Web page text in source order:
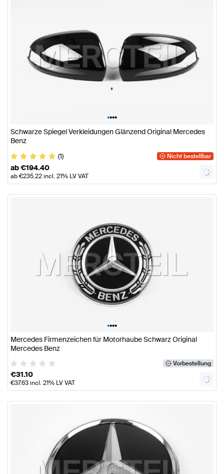
••••
Schwarze Spiegel Verkleidungen Glänzend Original Mercedes
Benz
(1)
Nicht bestellbar
ab€194.40
ab€235.22incl. 21% LV VAT
••••
Mercedes Firmenzeichen für Motorhaube Schwarz Original
Mercedes Benz
Vorbestellung
€31.10
€37.63incl. 21% LV VAT